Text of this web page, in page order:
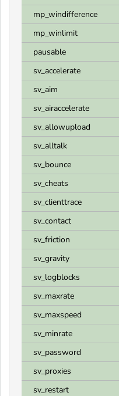
mp_windifference
mp_winlimit
pausable
sv_accelerate
sv_aim
sv_airaccelerate
sv_allowupload
sv_alltalk
sv_bounce
sv_cheats
sv_clienttrace
sv_contact
sv_friction
sv_gravity
sv_logblocks
sv_maxrate
sv_maxspeed
sv_minrate
sv_password
sv_proxies
sv_restart